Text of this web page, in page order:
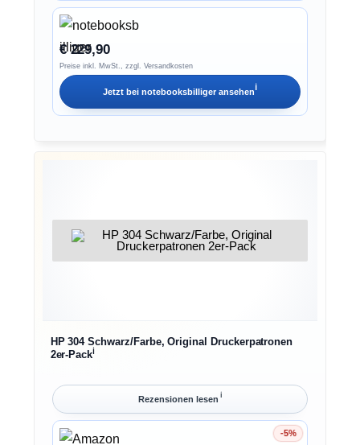
€ 229,90
Preise inkl. MwSt., zzgl. Versandkosten
Jetzt bei notebooksbilligeransehenℹ︎
HP 304 Schwarz/Farbe, Original Druckerpatronen
2er-Packℹ︎
Rezensionen lesen ℹ︎
-5%
Ersparnis 5%